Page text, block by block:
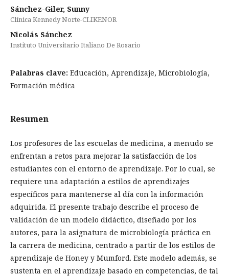
Sánchez-Giler, Sunny
Clínica Kennedy Norte-CLIKENOR
Nicolás Sánchez
Instituto Universitario Italiano De Rosario
Palabras clave: Educación, Aprendizaje, Microbiología,
Formación médica
Resumen
Los profesores de las escuelas de medicina, a menudo se
enfrentan a retos para mejorar la satisfacción de los
estudiantes con el entorno de aprendizaje. Por lo cual, se
requiere una adaptación a estilos de aprendizajes
específicos para mantenerse al día con la información
adquirida. El presente trabajo describe el proceso de
validación de un modelo didáctico, diseñado por los
autores, para la asignatura de microbiología práctica en
la carrera de medicina, centrado a partir de los estilos de
aprendizaje de Honey y Mumford. Este modelo además, se
sustenta en el aprendizaje basado en competencias, de tal